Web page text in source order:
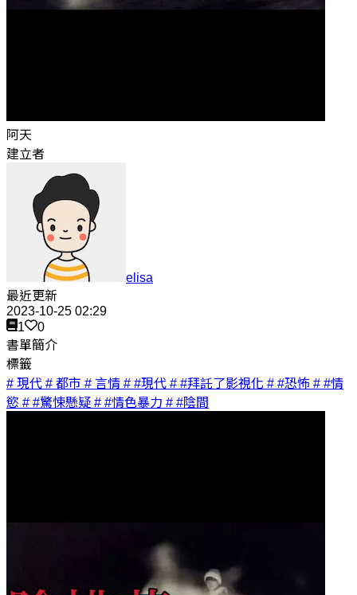
阿天
建立者
elisa
最近更新
2023-10-25 02:29
1
0
書單簡介
標籤
# 現代 # 都市 # 言情 # #現代 # #拜託了影視化 # #恐怖 # #情
慾 # #驚悚懸疑 # #情色暴力 # #陰間